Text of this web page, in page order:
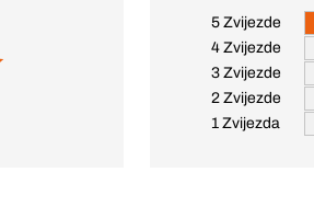
5 Zvijezde
4 Zvijezde
3 Zvijezde
2 Zvijezde
1 Zvijezda